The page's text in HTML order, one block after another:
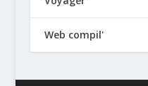
Web compil'